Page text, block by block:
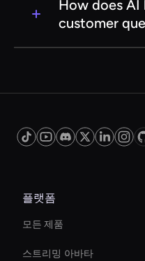
automating
How does AI
customer
that allow them to
their scope, they can
query to a human
플랫폼
모든 제품
스트리밍 아바타